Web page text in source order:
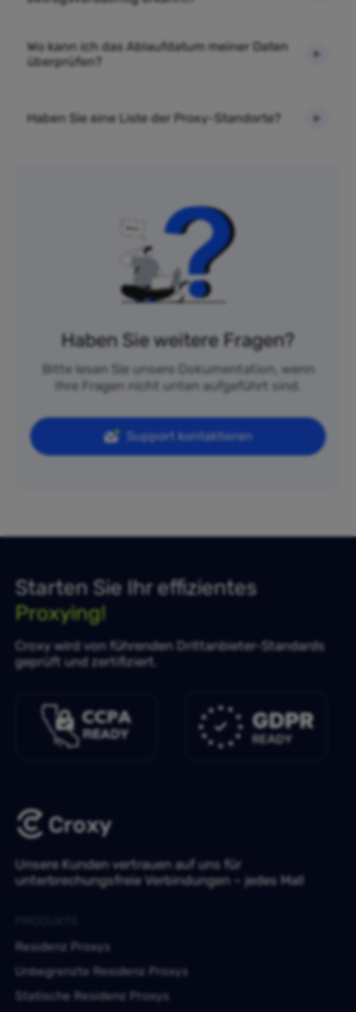
Wo kann ich das Ablaufdatum meiner Daten
überprüfen?
Haben Sie eine Liste der Proxy-Standorte?
Haben Sie weitere Fragen?
Bitte lesen Sie unsere Dokumentation, wenn
Ihre Fragen nicht unten aufgeführt sind.
Support kontaktieren
Starten Sie Ihr effizientes
Proxying!
Croxy wird von führenden Drittanbieter-Standards
geprüft und zertifiziert.
Unsere Kunden vertrauen auf uns für
unterbrechungsfreie Verbindungen – jedes Mal!
Residenz Proxys
Unbegrenzte Residenz Proxys
Statische Residenz Proxys